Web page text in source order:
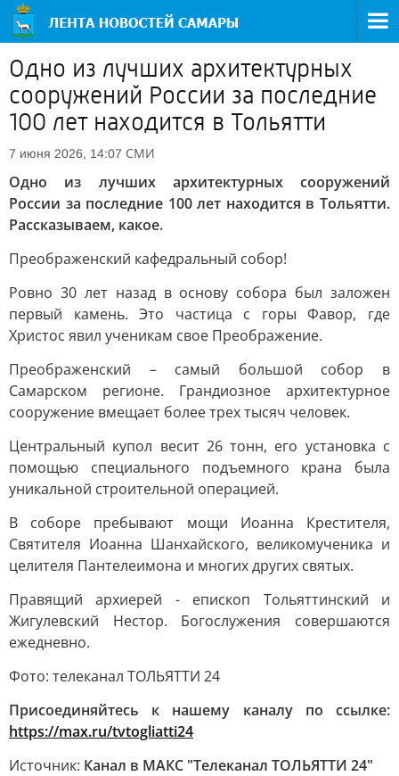
Одно из лучших архитектурных
сооружений России за последние
100 лет находится в Тольятти
7 июня 2026, 14:07 СМИ
Одно из лучших архитектурных сооружений
России за последние 100 лет находится в Тольятти.
Рассказываем, какое.
Преображенский кафедральный собор!
Ровно 30 лет назад в основу собора был заложен
первый камень. Это частица с горы Фавор, где
Христос явил ученикам свое Преображение.
Преображенский – самый большой собор в
Самарском регионе. Грандиозное архитектурное
сооружение вмещает более трех тысяч человек.
Центральный купол весит 26 тонн, его установка с
помощью специального подъемного крана была
уникальной строительной операцией.
В соборе пребывают мощи Иоанна Крестителя,
Святителя Иоанна Шанхайского, великомученика и
целителя Пантелеимона и многих других святых.
Правящий архиерей - епископ Тольяттинский и
Жигулевский Нестор. Богослужения совершаются
ежедневно.
Фото: телеканал ТОЛЬЯТТИ 24
Присоединяйтесь к нашему каналу по ссылке:
https://max.ru/tvtogliatti24
Источник: Канал в МАКС "Телеканал ТОЛЬЯТТИ 24"